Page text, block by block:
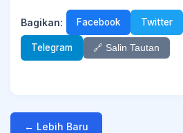
Bagikan: Facebook Twitter
Telegram 🔗 Salin Tautan
← Lebih Baru